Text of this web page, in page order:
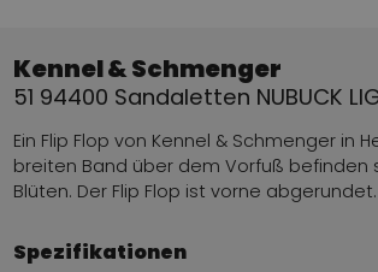
Kennel & Schmenger
51 94400 Sandaletten NUBUCK
Ein Flip Flop von Kennel & Schmenger in
breiten Band über dem Vorfuß befinden
Blüten. Der Flip Flop ist vorne abgerundet.
Spezifikationen